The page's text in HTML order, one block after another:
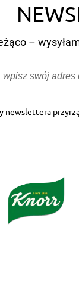
–
newslettera